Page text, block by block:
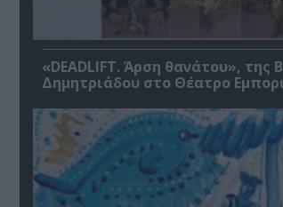
«DEADLIFT. Άρση θανάτου», της
Δημητριάδου στο Θέατρο